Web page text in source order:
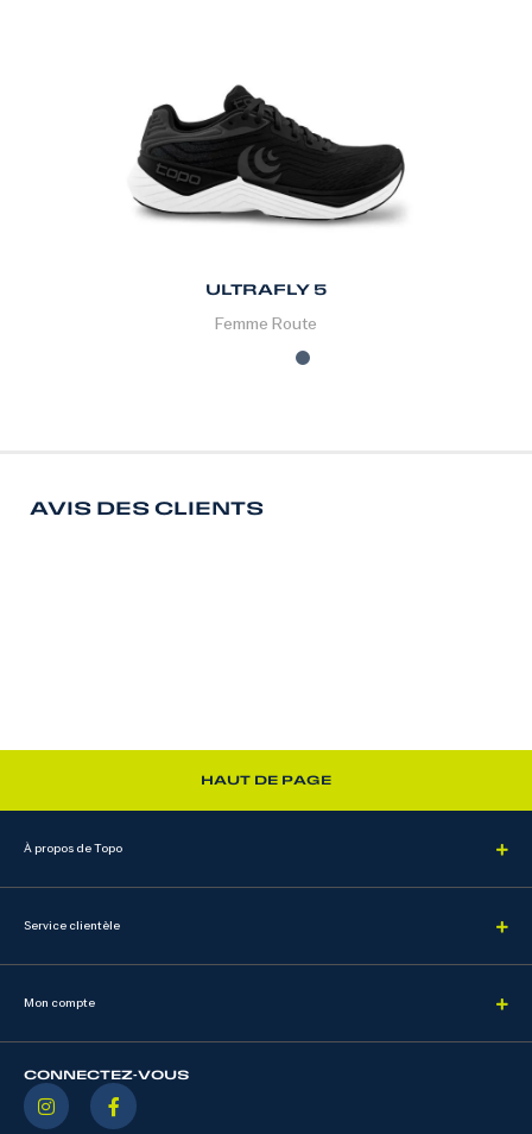
ULTRAFLY 5
Femme Route
AVIS DES CLIENTS
HAUT DE PAGE
À propos de Topo
Service clientèle
Mon compte
CONNECTEZ-VOUS